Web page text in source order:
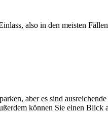
also in den meisten
aber es sind
können Sie einen